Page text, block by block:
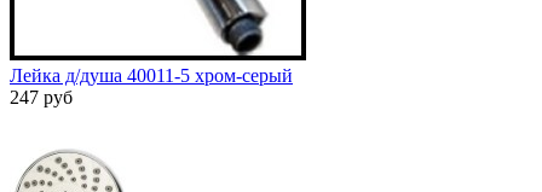
Лейка д/душа 40011-5 хром-серый
247 руб